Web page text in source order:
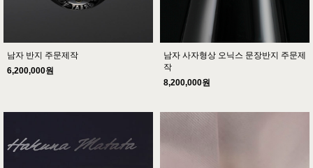
남자 반지 주문제작
6,200,000원
남자 사자형상 오닉스 문장반지 주문제
작
8,200,000원